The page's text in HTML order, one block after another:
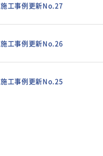
施工事例更新No.27
施工事例更新No.26
施工事例更新No.25